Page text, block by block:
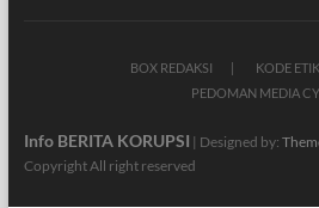
BOX REDAKSI
KODE
PEDOMAN MEDIA
Info BERITA KORUPSI | Designed by:
Copyright All right reserved